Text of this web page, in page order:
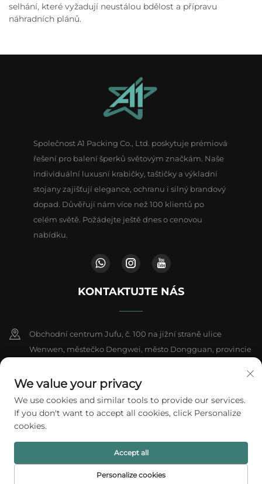
selhání, které vyžadují neustálou bdělost a přípravu
náhradních plánů.
Společnost A1 Packing Co., Ltd. poskytuje prémiová
řešení pro balení šperků světovým značkám. Naše
individuální luxusní krabičky, taštičky a výkladní
stojany zajišťují elegance, ochranu i silný brandový
dopad. Důvěřují nám více než 100 klientů po
celém světě. Požádejte ještě dnes o cenovou
nabídku.
KONTAKTUJTE NÁS
Obchodní centrum Jufu, č. 100 na jižní straně ulice
Wenwen, městečko Dengwei, město Dongguan, provincie
+86-18802602550
[email protected]
Všechna práva vyhrazena © 2026 A1 Packing Co., Ltd.
soukromí
We value your privacy
We use cookies and similar tools to provide our services.
If you don't want to accept all cookies, click Personalize
cookies.
Personalize cookies
Accept all